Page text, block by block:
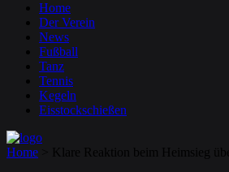
Home
Der Verein
News
Fußball
Tanz
Tennis
Kegeln
Eisstockschießen
Home Klare Reaktion beim Heimsieg